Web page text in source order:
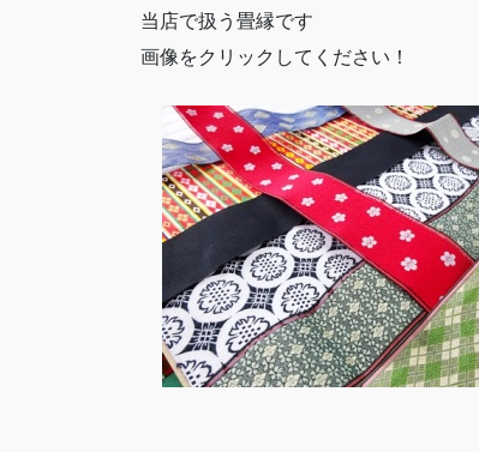
当店で扱う畳縁です
画像をクリックしてください！